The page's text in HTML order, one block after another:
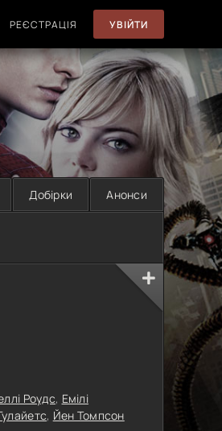
РЕЄСТРАЦІЯ УВІЙТИ
Добірки Анонси
Роудс, Емілі
, Йен Томпсон